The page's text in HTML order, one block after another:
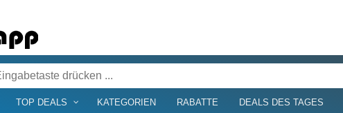
TOP DEALS KATEGORIEN RABATTE DEALS DES TAGES